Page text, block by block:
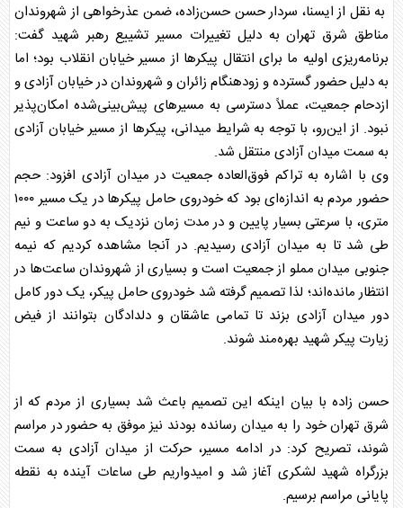
به نقل از ایسنا، سردار حسن حسن‌زاده، ضمن عذرخواهی از شهروندان
مناطق شرق تهران به دلیل تغییرات مسیر تشییع رهبر شهید گفت:
برنامه‌ریزی اولیه ما برای انتقال پیکرها از مسیر خیابان انقلاب بود؛ اما
به دلیل حضور گسترده و زودهنگام زائران و شهروندان در خیابان آزادی و
ازدحام جمعیت، عملاً دسترسی به مسیرهای پیش‌بینی‌شده امکان‌پذیر
نبود. از این‌رو، با توجه به شرایط میدانی، پیکرها از مسیر خیابان آزادی
به سمت میدان آزادی منتقل شد.
وی با اشاره به تراکم فوق‌العاده جمعیت در میدان آزادی افزود: حجم
حضور مردم به اندازه‌ای بود که خودروی حامل پیکرها در یک مسیر ۱۰۰۰
متری، با سرعتی بسیار پایین و در مدت زمان نزدیک به دو ساعت و نیم
طی شد تا به میدان آزادی رسیدیم. در آنجا مشاهده کردیم که نیمه
جنوبی میدان مملو از جمعیت است و بسیاری از شهروندان ساعت‌ها در
انتظار مانده‌اند؛ لذا تصمیم گرفته شد خودروی حامل پیکر، یک دور کامل
دور میدان آزادی بزند تا تمامی عاشقان و دلدادگان بتوانند از فیض
زیارت پیکر شهید بهره‌مند شوند.
حسن زاده با بیان اینکه این تصمیم باعث شد بسیاری از مردم که از
شرق تهران خود را به میدان رسانده بودند نیز موفق به حضور در مراسم
شوند، تصریح کرد: در ادامه مسیر، حرکت از میدان آزادی به سمت
بزرگراه شهید لشکری آغاز شد و امیدواریم طی ساعات آینده به نقطه
پایانی مراسم برسیم.